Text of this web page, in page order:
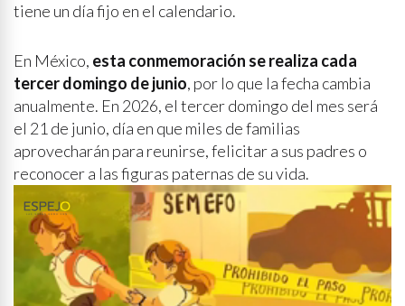
tiene un día fijo en el calendario.
En México, esta conmemoración se realiza cada
tercer domingo de junio, por lo que la fecha cambia
anualmente. En 2026, el tercer domingo del mes será
el 21 de junio, día en que miles de familias
aprovecharán para reunirse, felicitar a sus padres o
reconocer a las figuras paternas de su vida.